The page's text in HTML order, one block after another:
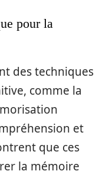
pour la
des techniques
comme la
et
que ces
la mémoire